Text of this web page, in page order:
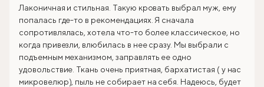
Лаконичная и стильная. Такую кровать выбрал муж, ему
попалась где-то в рекомендациях. Я сначала
сопротивлялась, хотела что-то более классическое, но
когда привезли, влюбилась в нее сразу. Мы выбрали с
подъемным механизмом, заправлять ее одно
удовольствие. Ткань очень приятная, бархатистая ( у нас
микровелюр), пыль не собирает на себя. Надеюсь, будет